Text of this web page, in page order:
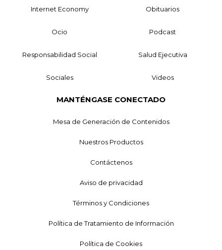
Internet Economy Obituarios
Ocio Podcast
Responsabilidad Social Salud Ejecutiva
Sociales Videos
MANTÉNGASE CONECTADO
Mesa de Generación de Contenidos
Nuestros Productos
Contáctenos
Aviso de privacidad
Términos y Condiciones
Política de Tratamiento de Información
Política de Cookies